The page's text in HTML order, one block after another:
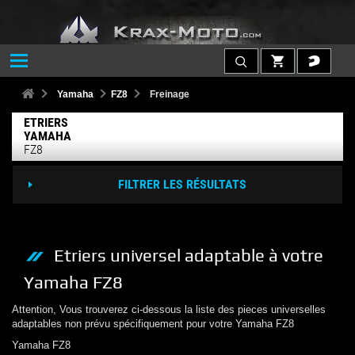
Yamaha FZ8 Freinage
ETRIERS
YAMAHA
FZ8
FILTRER LES RÉSULTATS
Etriers universel adaptable à votre
Yamaha FZ8
Attention, Vous trouverez ci-dessous la liste des pieces universelles
adaptables non prévu spécifiquement pour votre Yamaha FZ8
Yamaha FZ8